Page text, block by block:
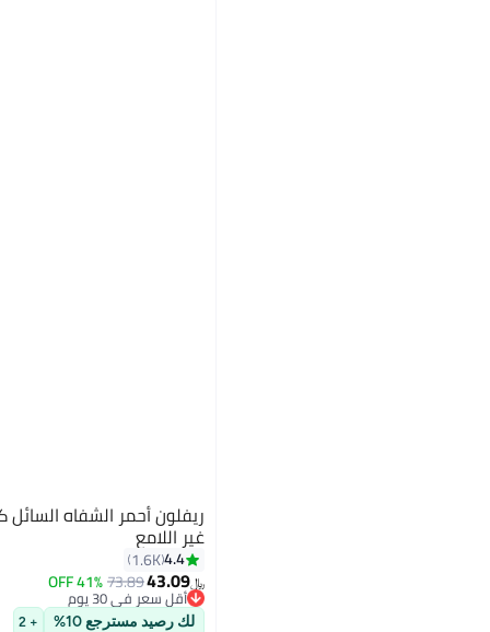
16
ريفلون أحمر الشفاه
غير اللامع
4.4
1.6K
﷼‏43.09
73.89
41% OFF
أقل سعر في 30 يوم
أقل سعر في 30 يوم
لك رصيد مسترجع 10% + 2